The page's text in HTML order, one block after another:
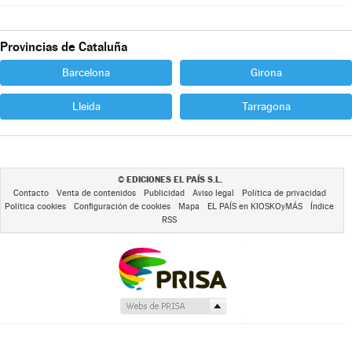
Provincias de Cataluña
Barcelona Girona
Lleida Tarragona
© EDICIONES EL PAÍS S.L.
Contacto Venta de contenidos Publicidad Aviso legal
Política de privacidad
Política cookies
Configuración de cookies Mapa EL PAÍS en KIOSKOyMÁS
Índice
RSS